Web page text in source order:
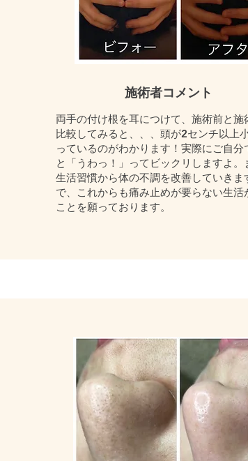
​施術者コメント
両手の付け根を耳につけて、施術前と施
比較してみると、、、頭が2センチ以上
っているのがわかります！実際にご自分
と​「うわっ！」ってビックリしますよ。​
生活習慣から体の不調を改善していきま
で、これからも痛み止めが要らない生活
ことを願っております。